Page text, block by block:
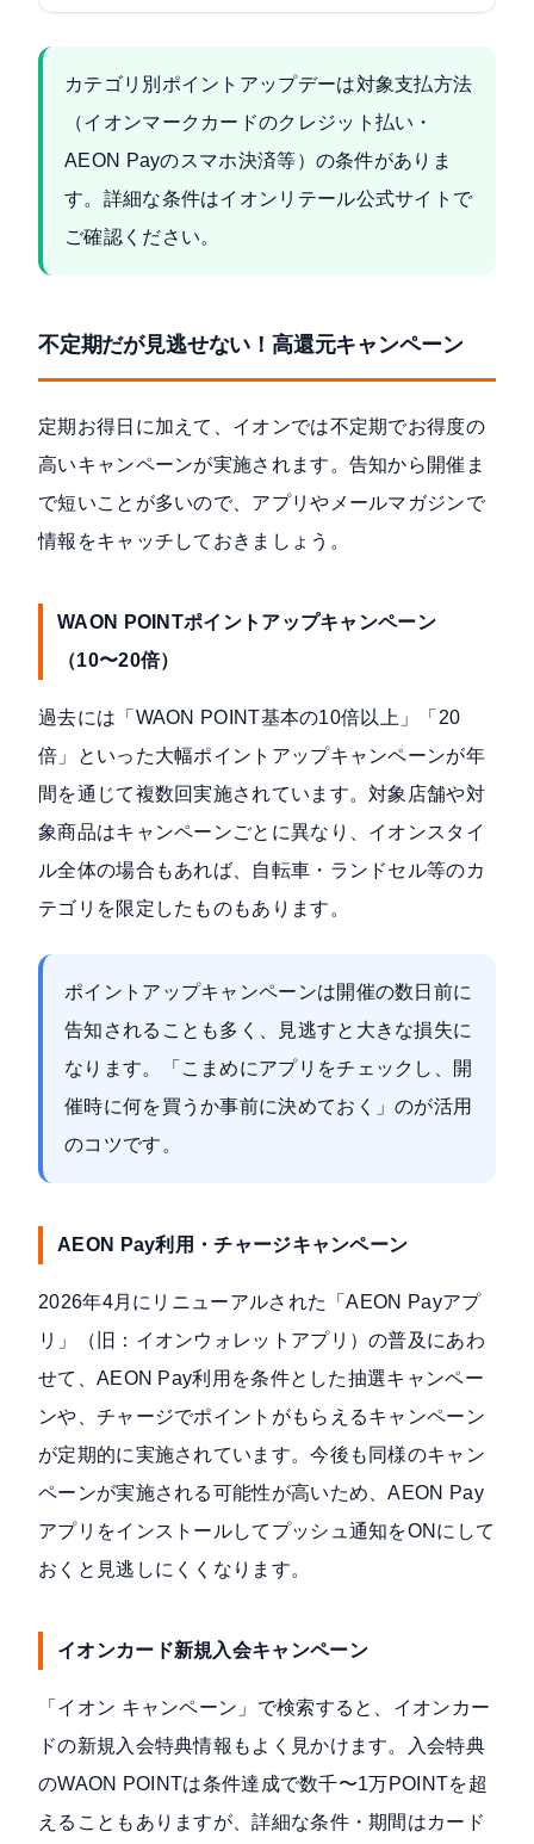
カテゴリ別ポイントアップデーは対象支払方法
（イオンマークカードのクレジット払い・
AEON Payのスマホ決済等）の条件がありま
す。詳細な条件はイオンリテール公式サイト で
ご確認ください。
不定期だが見逃せない！高還元キャンペーン
定期お得日に加えて、イオンでは不定期でお得度の
高いキャンペーンが実施されます。告知から開催ま
で短いことが多いので、アプリやメールマガジンで
情報をキャッチしておきましょう。
WAON POINTポイントアップキャンペーン
（10〜20倍）
過去には「WAON POINT基本の10倍以上」「20
倍」といった大幅ポイントアップキャンペーンが年
間を通じて複数回実施されています。対象店舗や対
象商品はキャンペーンごとに異なり、イオンスタイ
ル全体の場合もあれば、自転車・ランドセル等のカ
テゴリを限定したものもあります。
ポイントアップキャンペーンは開催の数日前に
告知されることも多く、見逃すと大きな損失に
なります。「こまめにアプリをチェックし、開
催時に何を買うか事前に決めておく」のが活用
のコツです。
AEON Pay利用・チャージキャンペーン
2026年4月にリニューアルされた「AEON Payアプ
リ」（旧：イオンウォレットアプリ）の普及にあわ
せて、AEON Pay利用を条件とした抽選キャンペー
ンや、チャージでポイントがもらえるキャンペーン
が定期的に実施されています。今後も同様のキャン
ペーンが実施される可能性が高いため、AEON Pay
アプリをインストールしてプッシュ通知をONにして
おくと見逃しにくくなります。
イオンカード新規入会キャンペーン
「イオン キャンペーン」で検索すると、イオンカー
ドの新規入会特典情報もよく見かけます。入会特典
のWAON POINTは条件達成で数千〜1万POINTを超
えることもありますが、詳細な条件・期間はカード